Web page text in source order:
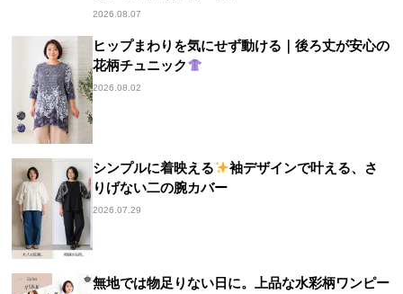
2026.08.07
ヒップまわりを気にせず動ける｜後ろ丈が安心の
花柄チュニック
2026.08.02
シンプルに着映える
袖デザインで叶える、さ
りげない二の腕カバー
2026.07.29
無地では物足りない日に。上品な水彩柄ワンピー